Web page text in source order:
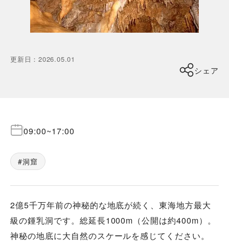
更新日 ：2026.05.01
シェア
09:00~17:00
洞窟
2億5千万年前の神秘的な地底が続く、東海地方最大
級の鍾乳洞です。総延長1000m（公開は約400m）。
神秘の地底に大自然のスケールを感じてください。